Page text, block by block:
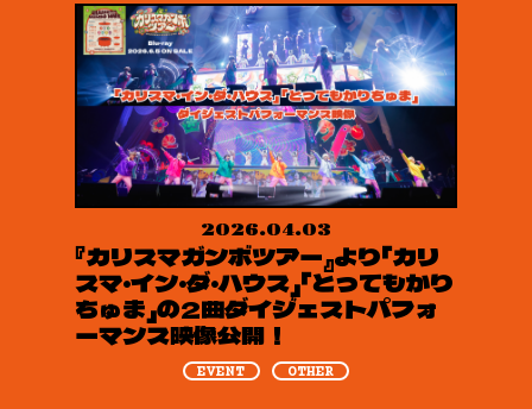
2026.04.03
『カリスマガンボツアー』より「カリ
スマ・イン・ダ・ハウス」「とってもかり
ちゅま」の2曲ダイジェストパフォ
ーマンス映像公開！
EVENT OTHER